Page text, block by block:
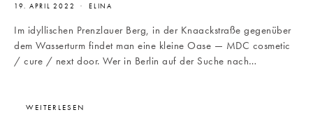
19. APRIL 2022 ELINA
Im idyllischen Prenzlauer Berg, in der Knaackstraße gegenüber
dem Wasserturm findet man eine kleine Oase — MDC cosmetic
/ cure / next door. Wer in Berlin auf der Suche nach…
WEITERLESEN